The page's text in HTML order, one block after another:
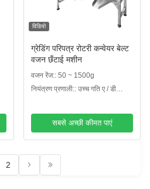
विडियो
ग्रेडिंग परिपत्र रोटरी कन्वेयर बेल्ट
वजन छँटाई मशीन
वजन रेंज:: 50 ~ 1500g
नियंत्रण प्रणाली:: उच्च गति ए / डी
सबसे अच्छी कीमत पाएं
2